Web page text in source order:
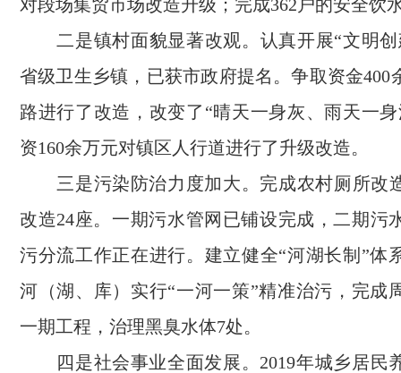
对段场集贸市场改造升级；完成362户的安全饮
二是镇村面貌显著改观。认真开展“文明创
省级卫生乡镇，已获市政府提名。争取资金400
路进行了改造，改变了“晴天一身灰、雨天一
资160余万元对镇区人行道进行了升级改造。
三是污染防治力度加大。完成农村厕所改
改造24座。一期污水管网已铺设完成，二期污
污分流工作正在进行。建立健全“河湖长制”体
河（湖、库）实行“一河一策”精准治污，完成
一期工程，治理黑臭水体7处。
四是社会事业全面发展。2019年城乡居民